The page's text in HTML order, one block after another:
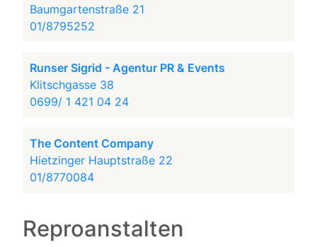
Baumgartenstraße 21
01/8795252
Runser Sigrid - Agentur PR & Events
Klitschgasse 38
0699/ 1 421 04 24
The Content Company
Hietzinger Hauptstraße 22
01/8770084
Reproanstalten